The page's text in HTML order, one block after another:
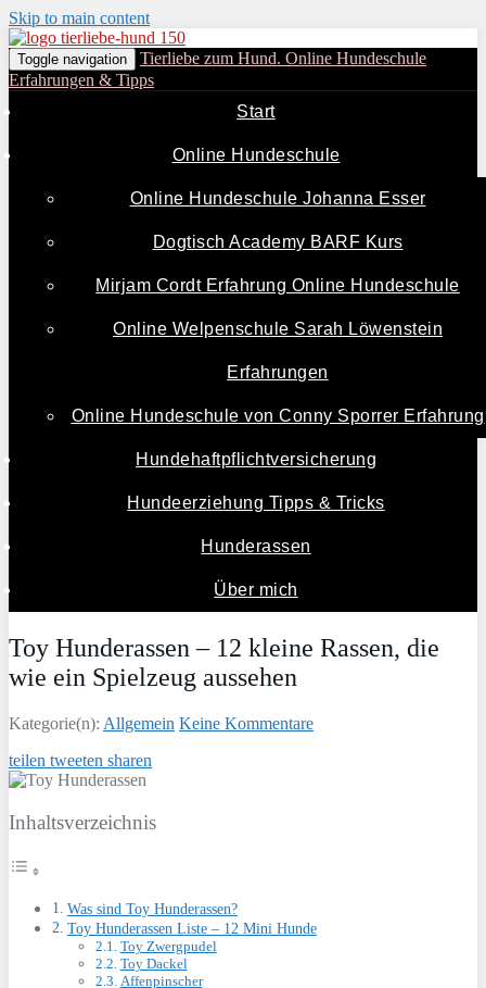
Skip to main content
Toggle navigation
Tierliebe zum Hund. Online Hundeschule
Erfahrungen & Tipps
Start
Online Hundeschule
Online Hundeschule Johanna Esser
Dogtisch Academy BARF Kurs
Mirjam Cordt Erfahrung Online Hundeschule
Online Welpenschule Sarah Löwenstein
Erfahrungen
Online Hundeschule von Conny Sporrer Erfahrung
Hundehaftpflichtversicherung
Hundeerziehung Tipps & Tricks
Hunderassen
Über mich
Toy Hunderassen – 12 kleine Rassen, die
wie ein Spielzeug aussehen
Kategorie(n): Allgemein Keine Kommentare
teilen tweeten sharen
Inhaltsverzeichnis
Was sind Toy Hunderassen?
Toy Hunderassen Liste – 12 Mini Hunde
Toy Zwergpudel
Toy Dackel
Affenpinscher